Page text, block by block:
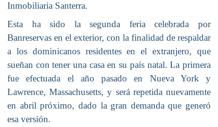
Inmobiliaria Santerra.
Esta ha sido la segunda feria celebrada por
Banreservas en el exterior, con la finalidad de respaldar
a los dominicanos residentes en el extranjero, que
sueñan con tener una casa en su país natal. La primera
fue efectuada el año pasado en Nueva York y
Lawrence, Massachusetts, y será repetida nuevamente
en abril próximo, dado la gran demanda que generó
esa versión.